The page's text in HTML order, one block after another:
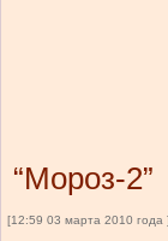
“Мороз-2”
[12:59 03 марта 2010 года ]